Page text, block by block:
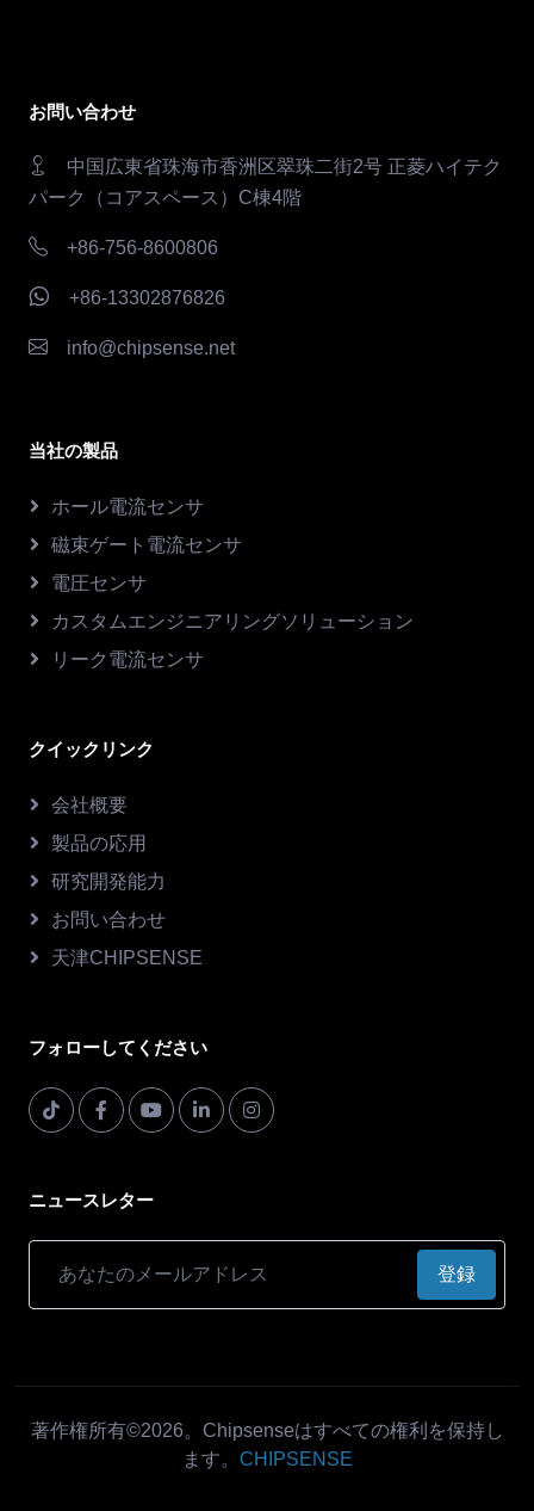
お問い合わせ
中国広東省珠海市香洲区翠珠二街2号 正菱ハイテク
パーク（コアスペース）C棟4階
+86-756-8600806
+86-13302876826
info@chipsense.net
当社の製品
ホール電流センサ
磁束ゲート電流センサ
電圧センサ
カスタムエンジニアリングソリューション
リーク電流センサ
クイックリンク
会社概要
製品の応用
研究開発能力
お問い合わせ
天津CHIPSENSE
フォローしてください
ニュースレター
登録
著作権所有©2026。Chipsenseはすべての権利を保持し
ます。 CHIPSENSE